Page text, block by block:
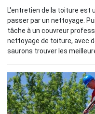
L'entretien de la toiture est
passer par un nettoyage.
tâche à un couvreur
nettoyage de toiture, avec
saurons trouver les